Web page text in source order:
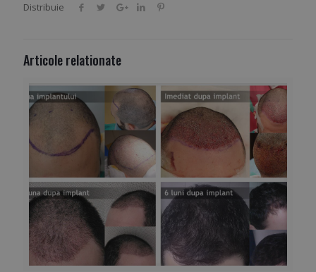
Distribuie
Articole relationate